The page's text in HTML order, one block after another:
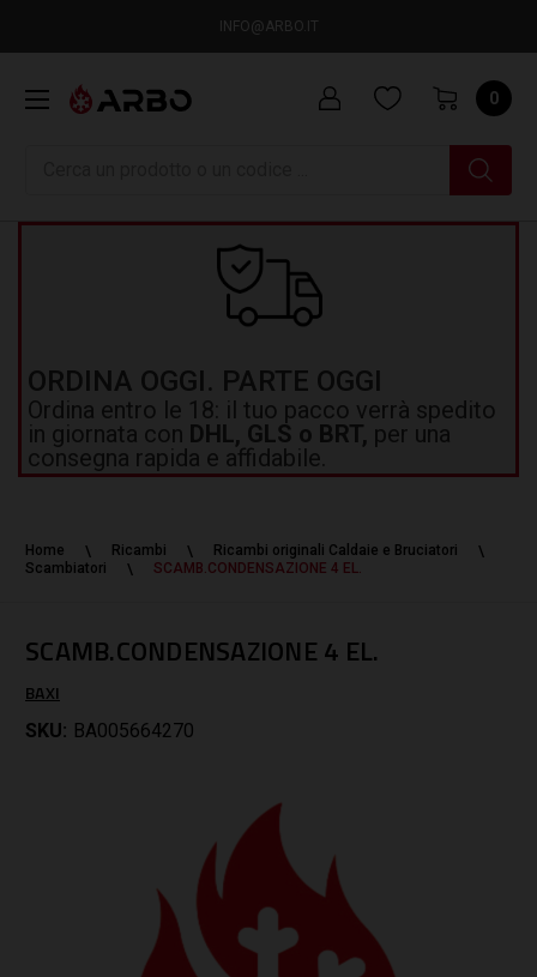
INFO@ARBO.IT
0
ORDINA OGGI. PARTE OGGI
Ordina entro le 18: il tuo pacco verrà spedito
in giornata con DHL, GLS o BRT, per una
consegna rapida e affidabile.
Home Ricambi
Ricambi originali Caldaie e Bruciatori
Scambiatori
SCAMB.CONDENSAZIONE 4 EL.
SCAMB.CONDENSAZIONE 4 EL.
BAXI
SKU: BA005664270